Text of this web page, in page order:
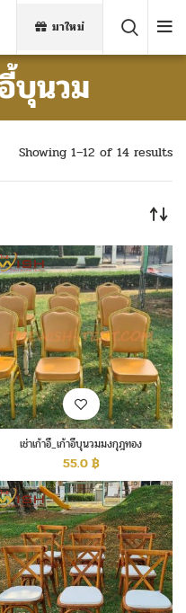
มาใหม่
บุนวม
Showing 1–12 of 14 results
เช่าเก้าอี้_เก้าอี้บุนวมมงกุฎทอง
55.0฿